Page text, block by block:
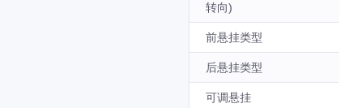
转向)
前悬挂类型
后悬挂类型
可调悬挂